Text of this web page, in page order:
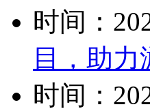
时间：
目，助力
时间：